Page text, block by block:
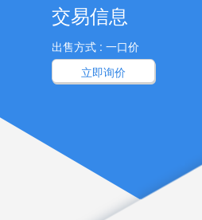
交易信息
出售方式 : 一口价
立即询价